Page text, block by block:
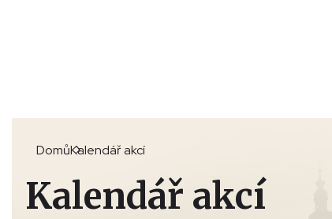
DomůKalendář akcí
Kalendář akcí